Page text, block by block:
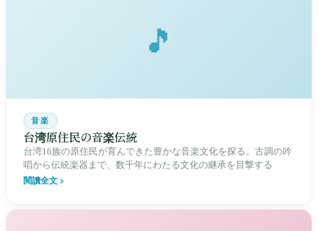
🎵
音楽
台湾原住民の音楽伝統
台湾16族の原住民が育んできた豊かな音楽文化を探る。古調の吟
唱から伝統楽器まで、数千年にわたる文化の継承を目撃する
閱讀全文